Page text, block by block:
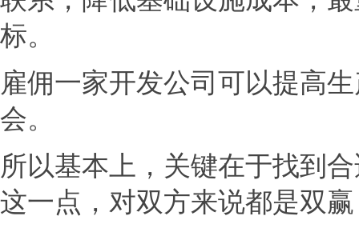
标。
雇佣一家开发公司可以提高
会。
所以基本上，关键在于找到
这一点，对双方来说都是双